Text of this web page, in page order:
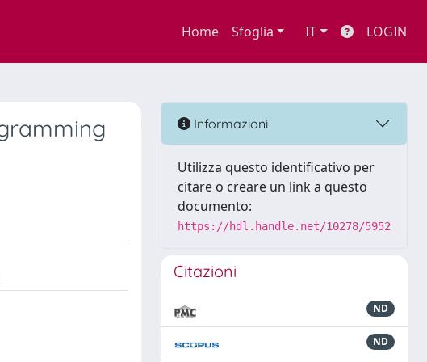
Home Sfoglia IT LOGIN
Informazioni
Utilizza questo identificativo per
citare o creare un link a questo
documento:
https://hdl.handle.net/10278/5952
Citazioni
ND
ND